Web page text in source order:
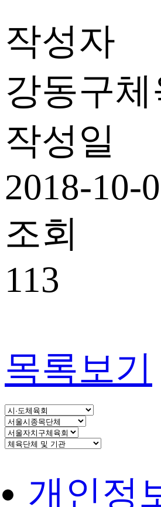
작성자
강동구체
작성일
2018-10-
조회
113
목록보기
개인정